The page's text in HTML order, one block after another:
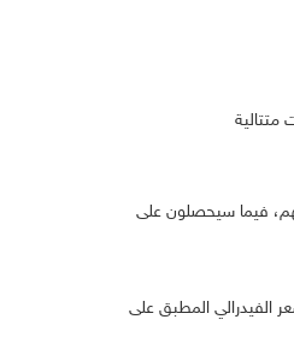
ضريبة أرباح رأس مالية، 23.8%، على الزيادة في قيمة أسهمهم، فيما سيحصلون على
الفيدرالي المطبق على